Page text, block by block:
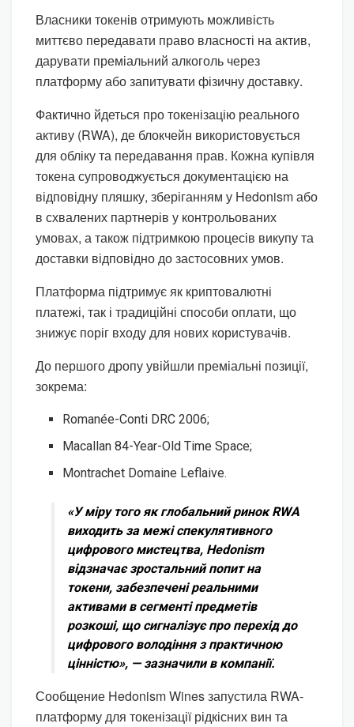
Власники токенів отримують можливість
миттєво передавати право власності на актив,
дарувати преміальний алкоголь через
платформу або запитувати фізичну доставку.
Фактично йдеться про токенізацію реального
активу (RWA), де блокчейн використовується
для обліку та передавання прав. Кожна купівля
токена супроводжується документацією на
відповідну пляшку, зберіганням у Hedonism або
в схвалених партнерів у контрольованих
умовах, а також підтримкою процесів викупу та
доставки відповідно до застосовних умов.
Платформа підтримує як криптовалютні
платежі, так і традиційні способи оплати, що
знижує поріг входу для нових користувачів.
До першого дропу увійшли преміальні позиції,
зокрема:
Romanée-Conti DRC 2006;
Macallan 84-Year-Old Time Space;
Montrachet Domaine Leflaive.
«У міру того як глобальний ринок RWA
виходить за межі спекулятивного
цифрового мистецтва, Hedonism
відзначає зростальний попит на
токени, забезпечені реальними
активами в сегменті предметів
розкоші, що сигналізує про перехід до
цифрового володіння з практичною
цінністю», — зазначили в компанії.
Сообщение Hedonism Wines запустила RWA-
платформу для токенізації рідкісних вин та